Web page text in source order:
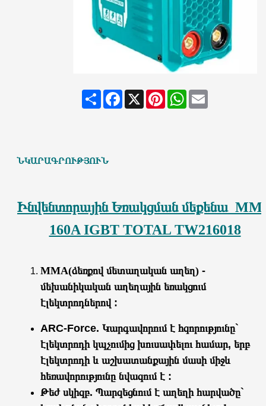
ShareFacebook
X PinterestWhatsApp
Email
ՆԿԱՐԱԳՐՈՒԹՅՈՒՆ
Ինվենտորային Եռակցման մեքենա
160A IGBT TOTAL TW216018
MMA(ձեռքով մետաղական աղեղ) -
մեխանիկական աղեղային եռակցում
էլեկտրոդներով :
ARC-Force. Կարգավորում է հզորությունը`
էլեկտրոդի կպչումից խուսափելու համար, երբ
էլեկտրոդի և աշխատանքային մասի միջև
հեռավորությունը նվազում է :
Թեժ սկիզբ. Պարզեցնում է աղեղի հարվածը`